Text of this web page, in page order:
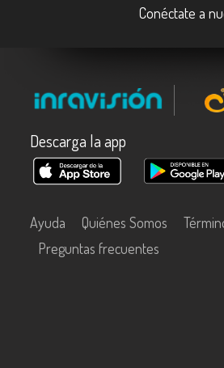
Conéctate a
Descarga la app
Ayuda Quiénes Somos
Preguntas frecuentes